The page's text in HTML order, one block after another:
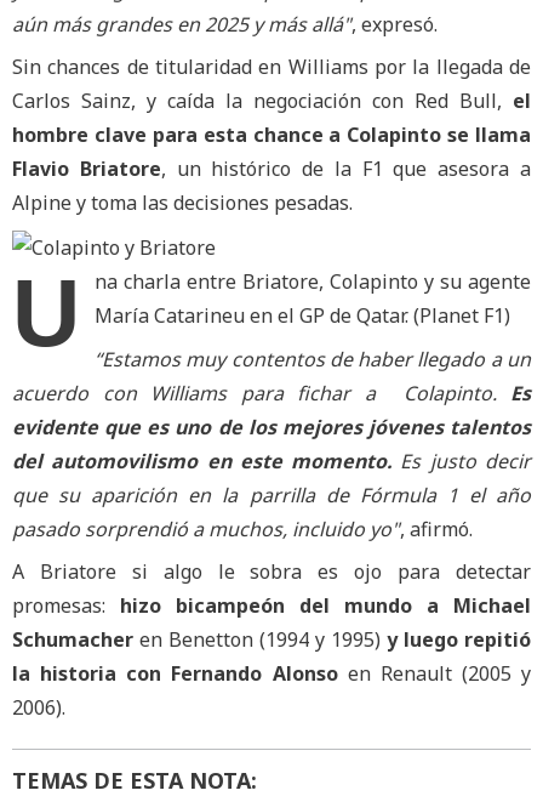
aún más grandes en 2025 y más allá", expresó.
Sin chances de titularidad en Williams por la llegada de
Carlos Sainz, y caída la negociación con Red Bull, el
hombre clave para esta chance a Colapinto se llama
Flavio Briatore, un histórico de la F1 que asesora a
Alpine y toma las decisiones pesadas.
U
na charla entre Briatore, Colapinto y su agente
María Catarineu en el GP de Qatar. (Planet F1)
“Estamos muy contentos de haber llegado a un
acuerdo con Williams para fichar a Colapinto. Es
evidente que es uno de los mejores jóvenes talentos
del automovilismo en este momento. Es justo decir
que su aparición en la parrilla de Fórmula 1 el año
pasado sorprendió a muchos, incluido yo", afirmó.
A Briatore si algo le sobra es ojo para detectar
promesas: hizo bicampeón del mundo a Michael
Schumacher en Benetton (1994 y 1995) y luego repitió
la historia con Fernando Alonsoen Renault (2005 y
2006).
TEMAS DE ESTA NOTA: